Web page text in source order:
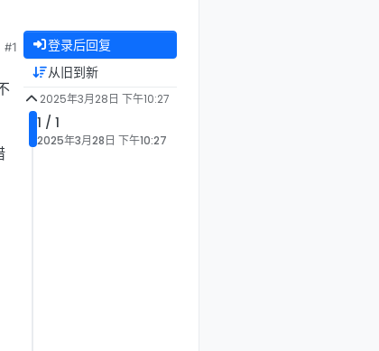
#1 登录后回复
从旧到新
2025年3月28日 下午10:27
1 / 1
2025年3月28日 下午10:27